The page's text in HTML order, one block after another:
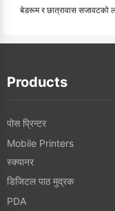
बेडरूम र छात्रावास सजावटको
Products
पोस प्रिन्टर
Mobile Printers
स्क्यानर
डिजिटल पाठ मुद्रक
PDA